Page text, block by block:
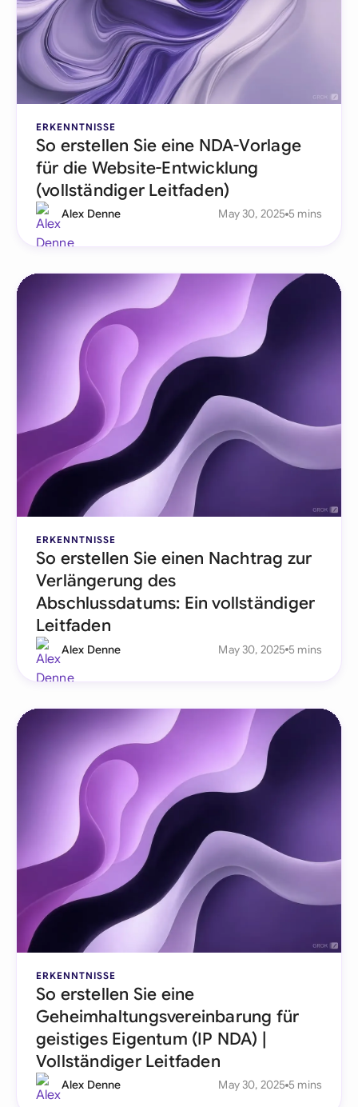
ERKENNTNISSE
So erstellen Sie eine NDA-Vorlage
für die Website-Entwicklung
(vollständiger Leitfaden)
Alex Denne May 30, 2025 5 mins
ERKENNTNISSE
So erstellen Sie einen Nachtrag zur
Verlängerung des
Abschlussdatums: Ein vollständiger
Leitfaden
Alex Denne May 30, 2025 5 mins
ERKENNTNISSE
So erstellen Sie eine
Geheimhaltungsvereinbarung für
geistiges Eigentum (IP NDA) |
Vollständiger Leitfaden
Alex Denne May 30, 2025 5 mins